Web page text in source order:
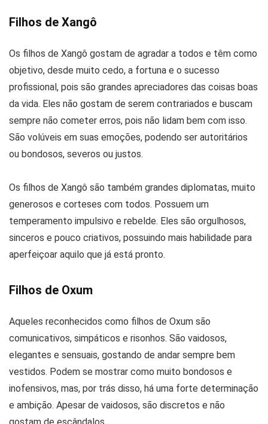
Filhos de Xangô
Os filhos de Xangô gostam de agradar a todos e têm como
objetivo, desde muito cedo, a fortuna e o sucesso
profissional, pois são grandes apreciadores das coisas boas
da vida. Eles não gostam de serem contrariados e buscam
sempre não cometer erros, pois não lidam bem com isso.
São volúveis em suas emoções, podendo ser autoritários
ou bondosos, severos ou justos.
Os filhos de Xangô são também grandes diplomatas, muito
generosos e corteses com todos. Possuem um
temperamento impulsivo e rebelde. Eles são orgulhosos,
sinceros e pouco criativos, possuindo mais habilidade para
aperfeiçoar aquilo que já está pronto.
Filhos de Oxum
Aqueles reconhecidos como filhos de Oxum são
comunicativos, simpáticos e risonhos. São vaidosos,
elegantes e sensuais, gostando de andar sempre bem
vestidos. Podem se mostrar como muito bondosos e
inofensivos, mas, por trás disso, há uma forte determinação
e ambição. Apesar de vaidosos, são discretos e não
gostam de escândalos.